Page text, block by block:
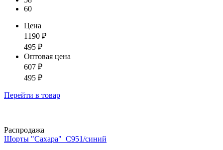
60
Цена
1190 ₽
495 ₽
Оптовая цена
607 ₽
495 ₽
Перейти в товар
Распродажа
Шорты "Сахара"_С951/синий